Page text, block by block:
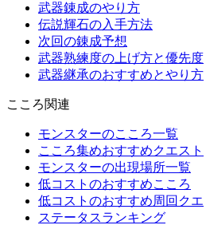
武器錬成のやり方
伝説輝石の入手方法
次回の錬成予想
武器熟練度の上げ方と優先度
武器継承のおすすめとやり方
こころ関連
モンスターのこころ一覧
こころ集めおすすめクエスト
モンスターの出現場所一覧
低コストのおすすめこころ
低コストのおすすめ周回クエ
ステータスランキング